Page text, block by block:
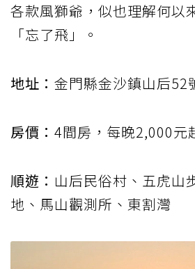
各款風獅爺，似也理解何以
「忘了飛」。
地址： 金門縣金沙鎮山后52
房價： 4間房，每晚2,000元
順遊： 山后民俗村、五虎山
地、馬山觀測所、東割灣